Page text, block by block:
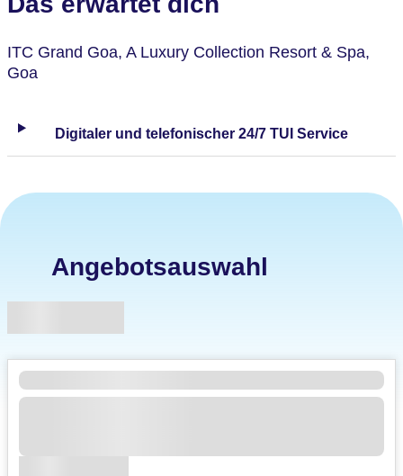
ITC Grand Goa, A Luxury Collection Resort & Spa,
Goa
Digitaler und telefonischer 24/7 TUI Service
Angebotsauswahl